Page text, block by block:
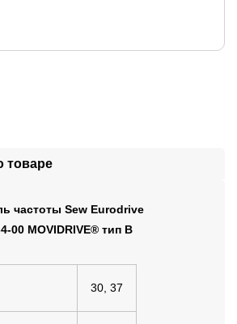
товаре
частоты Sew Eurodrive
00 MOVIDRIVE® тип В
30, 37